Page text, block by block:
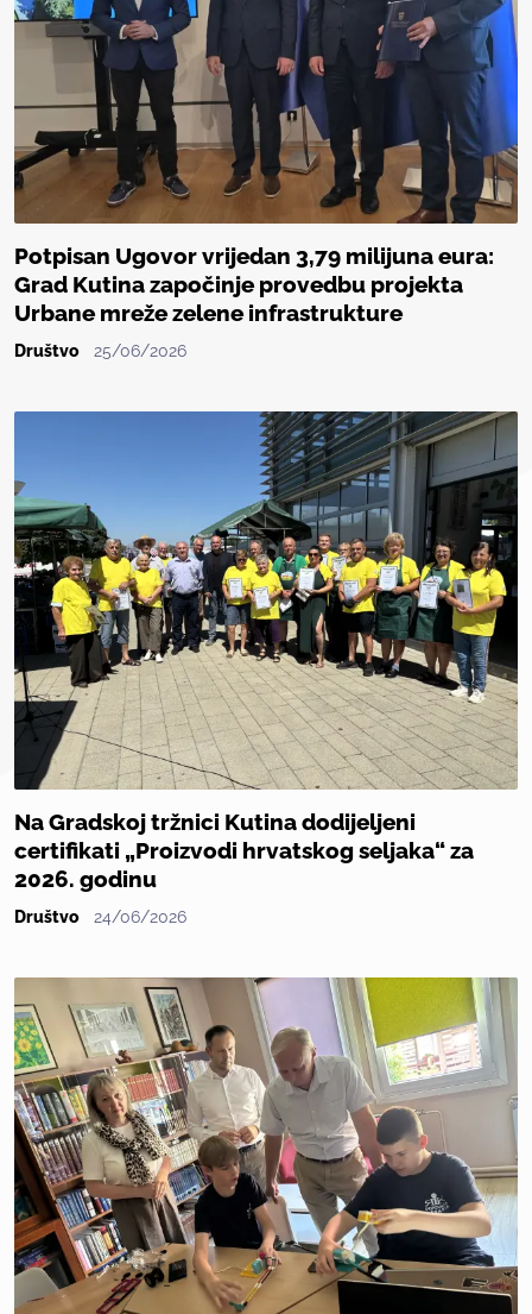
Potpisan Ugovor vrijedan 3,79 milijuna eura:
Grad Kutina započinje provedbu projekta
Urbane mreže zelene infrastrukture
Društvo 25/06/2026
Na Gradskoj tržnici Kutina dodijeljeni
certifikati „Proizvodi hrvatskog seljaka“ za
2026. godinu
Društvo 24/06/2026